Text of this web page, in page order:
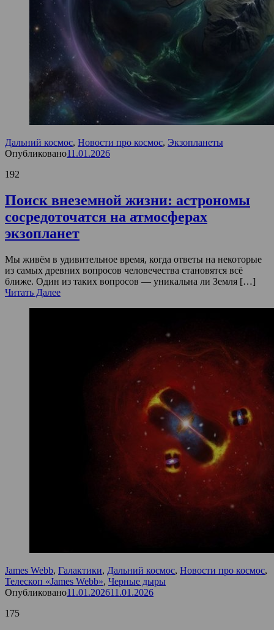
Дальний космос, Новости про космос, Экзопланеты
Опубликовано11.01.2026
192
Поиск внеземной жизни: астрономы
сосредоточатся на атмосферах
экзопланет
Мы живём в удивительное время, когда ответы на некоторые
из самых древних вопросов человечества становятся всё
ближе. Один из таких вопросов — уникальна ли Земля […]
Читать Далее
James Webb, Галактики, Дальний космос, Новости про космос,
Телескоп «James Webb», Черные дыры
Опубликовано11.01.202611.01.2026
175